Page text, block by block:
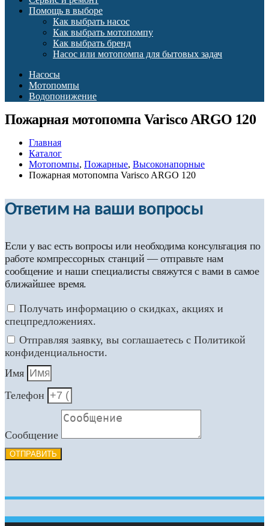
Помощь в выборе
Как выбрать насос
Как выбрать мотопомпу
Как выбрать бренд
Насос или мотопомпа для бытовых задач
Насосы
Мотопомпы
Водопонижение
Пожарная мотопомпа Varisco ARGO 120
Главная
Каталог
Мотопомпы, Пожарные, Высоконапорные
Пожарная мотопомпа Varisco ARGO 120
Ответим на ваши вопросы
Если у вас есть вопросы или необходима консультация по
работе компрессорных станций — отправьте нам
сообщение и наши специалисты свяжутся с вами в самое
ближайшее время.
Получать информацию о скидках, акциях и
спецпредложениях.
Отправляя заявку, вы соглашаетесь с Политикой
конфиденциальности.
Имя
Телефон
Сообщение
ОТПРАВИТЬ